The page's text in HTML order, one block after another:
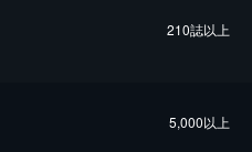
210誌以上
5,000以上